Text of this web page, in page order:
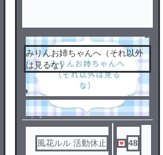
ノベ
みりんお姉ちゃんへ（それ以外
は見るな）
風花ルル 活動休止 48